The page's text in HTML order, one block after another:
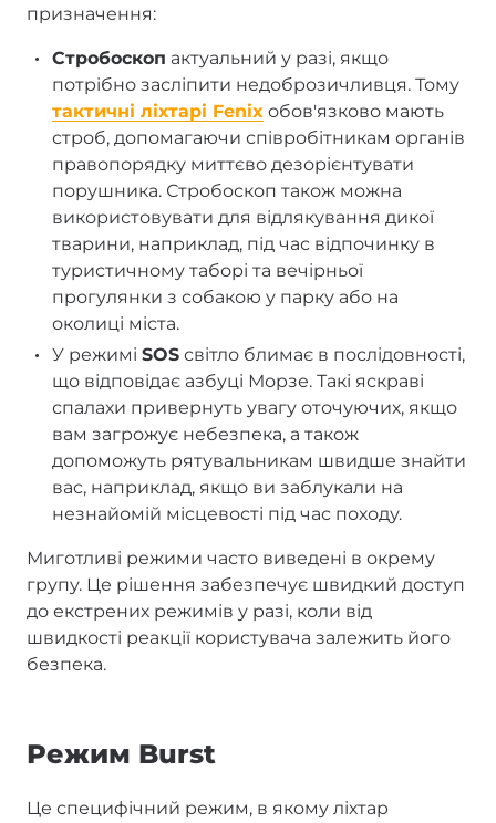
призначення:
Стробоскоп актуальний у разі, якщо
потрібно засліпити недоброзичливця. Тому
тактичні ліхтарі Fenix обов'язково мають
строб, допомагаючи співробітникам органів
правопорядку миттєво дезорієнтувати
порушника. Стробоскоп також можна
використовувати для відлякування дикої
тварини, наприклад, під час відпочинку в
туристичному таборі та вечірньої
прогулянки з собакою у парку або на
околиці міста.
У режимі SOS світло блимає в послідовності,
що відповідає азбуці Морзе. Такі яскраві
спалахи привернуть увагу оточуючих, якщо
вам загрожує небезпека, а також
допоможуть рятувальникам швидше знайти
вас, наприклад, якщо ви заблукали на
незнайомій місцевості під час походу.
Миготливі режими часто виведені в окрему
групу. Це рішення забезпечує швидкий доступ
до екстрених режимів у разі, коли від
швидкості реакції користувача залежить його
безпека.
Режим Burst
Це специфічний режим, в якому ліхтар